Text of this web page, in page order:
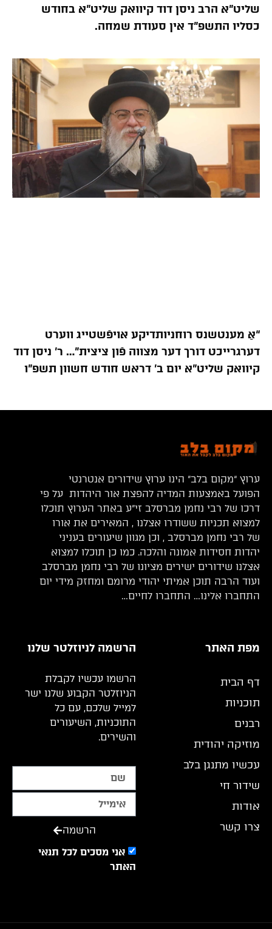
שליט”א הרב ניסן דוד קיוואק שליט”א בחודש
כסליו התשפ”ד אין סעודת שמחה.
“אַ מענטשנס רוחניותדיקע אויפֿשטייג ווערט
דערגרייכט דורך דער מצווה פֿון ציצית”… ר’ ניסן דוד
קיוואק שליט”א יום ב’ דראש חודש חשוון תשפ”ו
ערוץ “מקום בלב” הינו ערוץ שידורים אנטרנטי
הפועל באמצעות המדיה להפצת אור היהדות על פי
דרכו של רבי נחמן מברסלב זי”ע באתר הערוץ תוכלו
למצוא תכניות ששודרו אצלנו , המאירים את אורו
של רבי נחמן מברסלב , וכן מגוון שיעורים בעניני
יהדות חסידות אמונה והלכה. כמו כן תוכלו למצוא
אצלנו שידורים ישירים מציונו של רבי נחמן מברסלב
ועוד הרבה תוכן אמיתי יהודי מרומם ומחזק מידי יום
התחברו אלינו… התחברו לחיים…
מפת האתר
דף הבית
תוכניות
רבנים
מוזיקה יהודית
עכשיו מתנגן בלב
שידור חי
אודות
צרו קשר
הרשמה לניוזלטר שלנו
הרשמו עכשיו לקבלת
הניוזלטר הקבוע שלנו ישר
למייל שלכם, עם כל
התוכניות, השיעורים
והשירים.
אני מסכים לכל תנאי
האתר
הרשמה